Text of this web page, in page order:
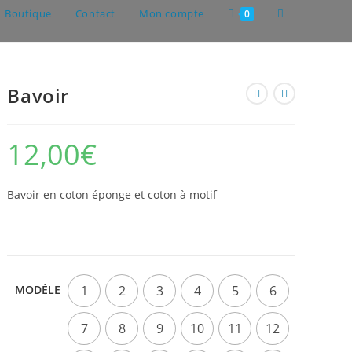
Boutique Contact Mon compte 0 Toggle
Bavoir
12,00€
Bavoir en coton éponge et coton à motif
MODÈLE 1 2 3 4 5 6
7 8 9 10 11 12